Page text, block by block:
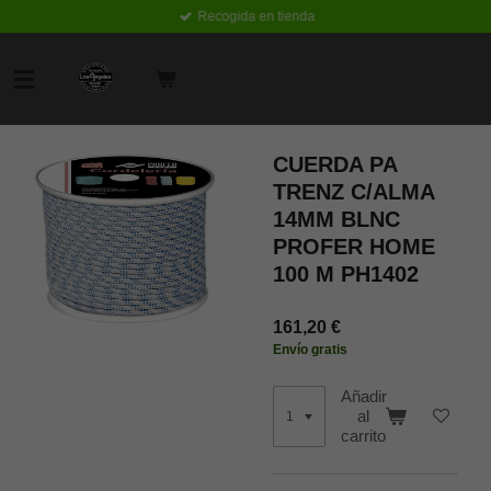
Recogida en tienda
CUERDA PA
TRENZ C/ALMA
14MM BLNC
PROFER HOME
100 M PH1402
161,20 €
Envío gratis
Añadir
al
carrito